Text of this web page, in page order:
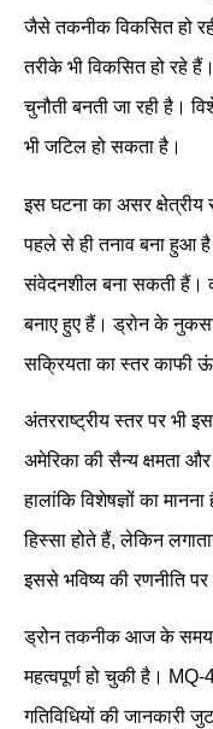
जैसे तकनीक विकसित हो
तरीके भी विकसित हो रहे
चुनौती बनती जा रही है।
भी जटिल हो सकता है।
इस घटना का असर क्षेत्रीय
पहले से ही तनाव बना हुआ
संवेदनशील बना सकती हैं।
बनाए हुए हैं। ड्रोन के
सक्रियता का स्तर काफी
अंतरराष्ट्रीय स्तर पर भी
अमेरिका की सैन्य क्षमता
हालांकि विशेषज्ञों का
हिस्सा होते हैं, लेकिन
इससे भविष्य की रणनीति
ड्रोन तकनीक आज के समय में
महत्वपूर्ण हो चुकी है। MQ-
गतिविधियों की जानकारी